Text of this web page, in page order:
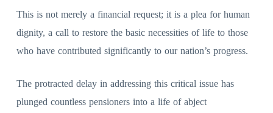
This is not merely a financial request; it is a plea for human
dignity, a call to restore the basic necessities of life to those
who have contributed significantly to our nation’s progress.
The protracted delay in addressing this critical issue has
plunged countless pensioners into a life of abject